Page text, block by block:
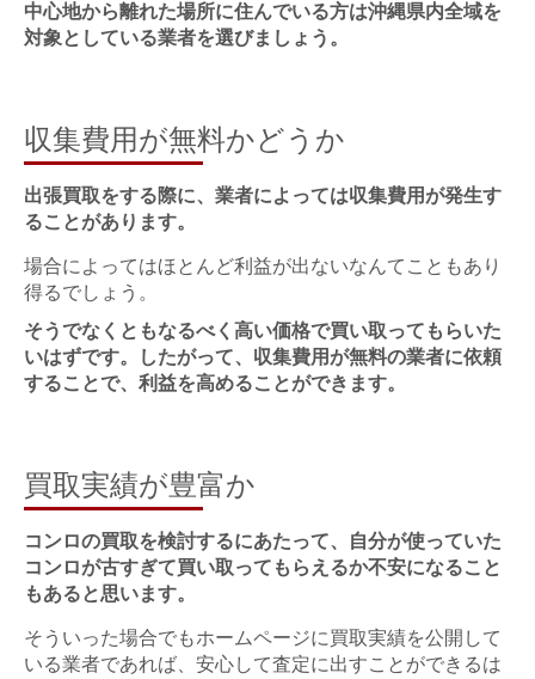
中心地から離れた場所に住んでいる方は沖縄県内全域を
対象としている業者を選びましょう。
収集費用が無料かどうか
出張買取をする際に、業者によっては収集費用が発生す
ることがあります。
場合によってはほとんど利益が出ないなんてこともあり
得るでしょう。
そうでなくともなるべく高い価格で買い取ってもらいた
いはずです。したがって、収集費用が無料の業者に依頼
することで、利益を高めることができます。
買取実績が豊富か
コンロの買取を検討するにあたって、自分が使っていた
コンロが古すぎて買い取ってもらえるか不安になること
もあると思います。
そういった場合でもホームページに買取実績を公開して
いる業者であれば、安心して査定に出すことができるは